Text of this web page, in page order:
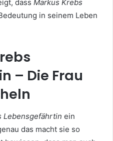
dass Markus Krebs
in seinem Leben
– Die Frau
Lebensgefährtin ein
das macht sie so